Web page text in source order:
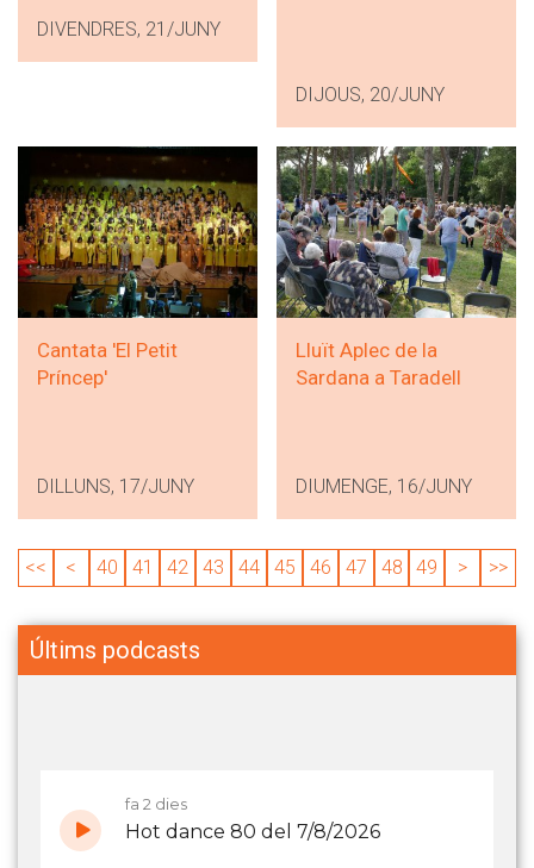
DIVENDRES, 21/JUNY
DIJOUS, 20/JUNY
Cantata 'El Petit
Príncep'
DILLUNS, 17/JUNY
Lluït Aplec de la
Sardana a Taradell
DIUMENGE, 16/JUNY
<< < 40 41 42 43 44 45 46 47 48 49 > >>
Últims podcasts